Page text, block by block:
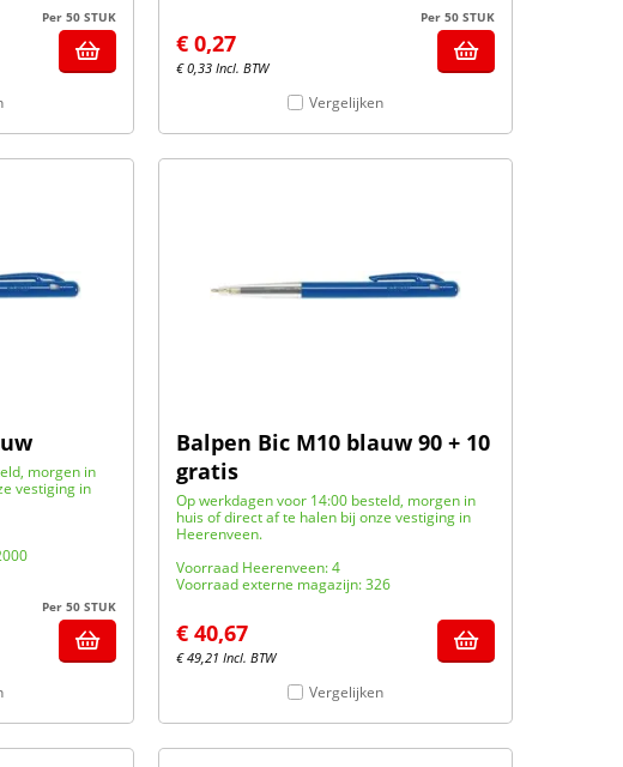
Per 50 STUK Per 50 STUK
€ 0,27
€0,33 Incl. BTW
Vergelijken
morgen in
vestiging in
Per 50 STUK
Balpen Bic M10 blauw 90 + 10
gratis
Op werkdagen voor 14:00 besteld, morgen in
huis of direct af te halen bij onze vestiging in
Heerenveen.
Voorraad Heerenveen: 4
Voorraad externe magazijn: 326
€ 40,67
€49,21 Incl. BTW
Vergelijken